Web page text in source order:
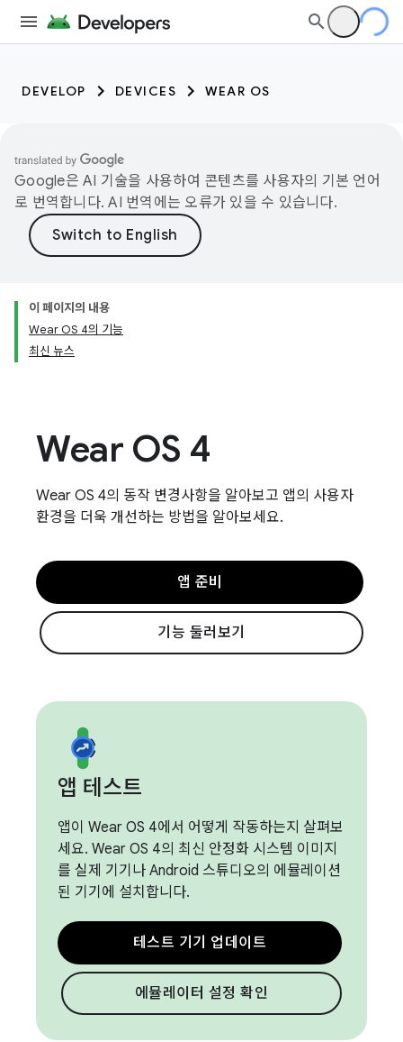
DEVELOP DEVICES WEAR OS
Google은 AI 기술을 사용하여 콘텐츠를 사용자의 기본 언어
로 번역합니다. AI 번역에는 오류가 있을 수 있습니다.
이 페이지의 내용
Wear OS 4의 기능
최신 뉴스
Wear OS 4
Wear OS 4의 동작 변경사항을 알아보고 앱의 사용자
환경을 더욱 개선하는 방법을 알아보세요.
앱 준비
기능 둘러보기
앱 테스트
앱이 Wear OS 4에서 어떻게 작동하는지 살펴보
세요. Wear OS 4의 최신 안정화 시스템 이미지
를 실제 기기나 Android 스튜디오의 에뮬레이션
된 기기에 설치합니다.
테스트 기기 업데이트
에뮬레이터 설정 확인